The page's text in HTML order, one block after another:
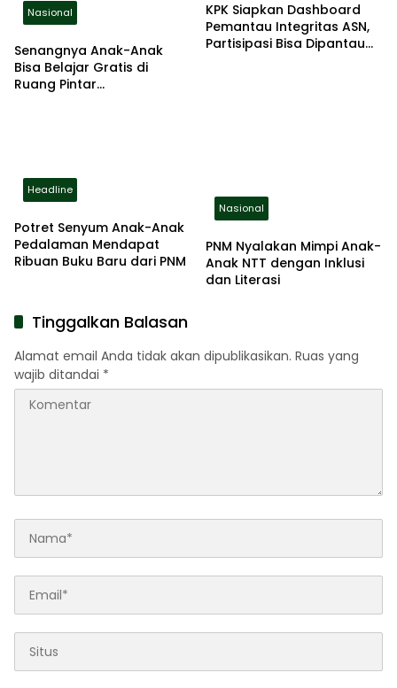
Nasional
Senangnya Anak-Anak
Bisa Belajar Gratis di
Ruang Pintar
KPK Siapkan Dashboard
Pemantau Integritas ASN,
Partisipasi Bisa Dipantau
Headline
Potret Senyum Anak-Anak
Pedalaman Mendapat
Ribuan Buku Baru dari PNM
Nasional
PNM Nyalakan Mimpi Anak-
Anak NTT dengan Inklusi
dan Literasi
Tinggalkan Balasan
Alamat email Anda tidak akan dipublikasikan. Ruas yang
wajib ditandai *